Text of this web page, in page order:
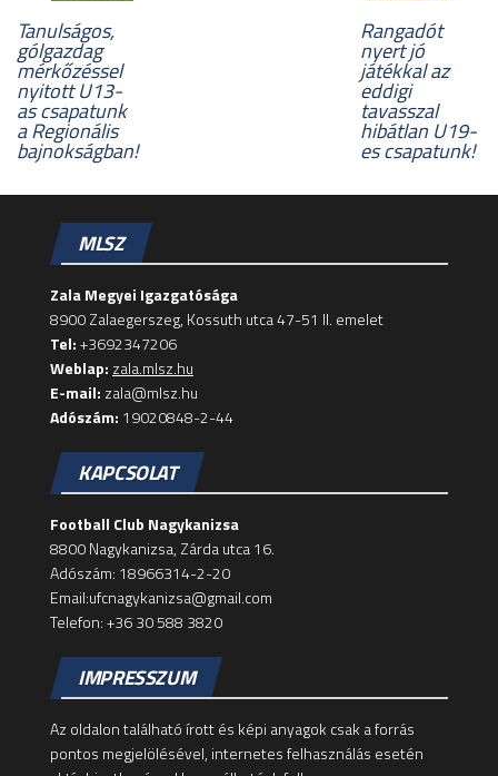
Tanulságos,
gólgazdag
mérkőzéssel
nyitott U13-
as csapatunk
a Regionális
bajnokságban!
Rangadót
nyert jó
játékkal az
eddigi
tavasszal
hibátlan U19-
es csapatunk!
MLSZ
Zala Megyei Igazgatósága
8900 Zalaegerszeg, Kossuth utca 47-51 II. emelet
Tel:+3692347206
Weblap: zala.mlsz.hu
E-mail: zala@mlsz.hu
Adószám: 19020848-2-44
KAPCSOLAT
Football Club Nagykanizsa
8800 Nagykanizsa, Zárda utca 16.
Adószám: 18966314-2-20
Email:ufcnagykanizsa@gmail.com
Telefon: +36 30 588 3820
IMPRESSZUM
Az oldalon található írott és képi anyagok csak a forrás
pontos megjelölésével, internetes felhasználás esetén